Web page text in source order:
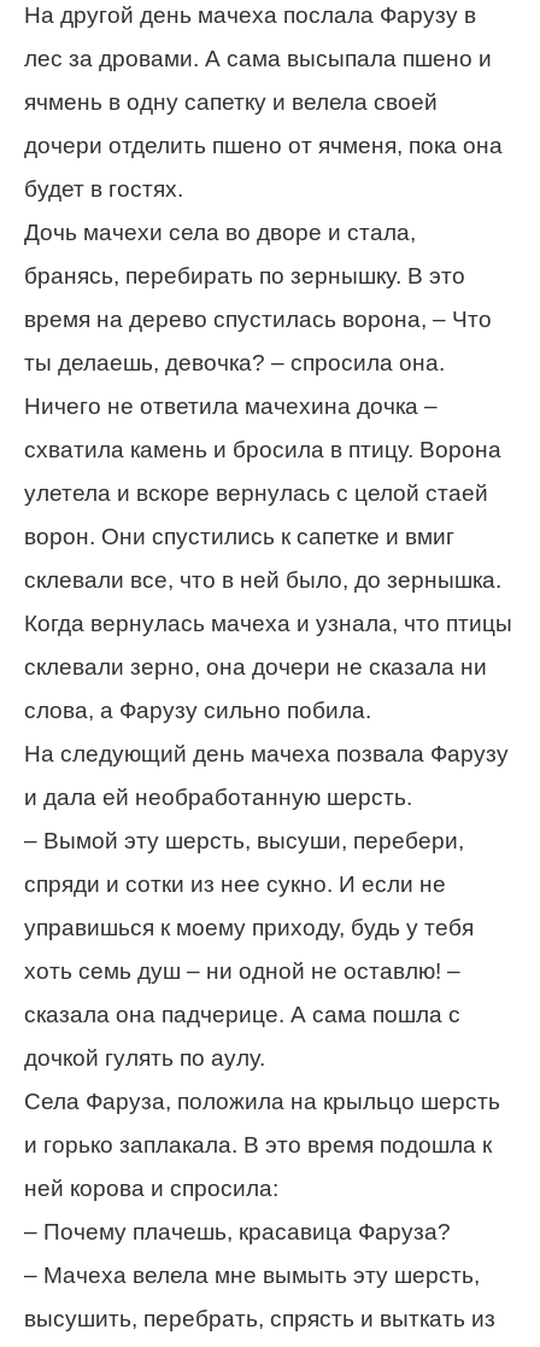
На другой день мачеха послала Фарузу в
лес за дровами. А сама высыпала пшено и
ячмень в одну сапетку и велела своей
дочери отделить пшено от ячменя, пока она
будет в гостях.
Дочь мачехи села во дворе и стала,
бранясь, перебирать по зернышку. В это
время на дерево спустилась ворона, – Что
ты делаешь, девочка? – спросила она.
Ничего не ответила мачехина дочка –
схватила камень и бросила в птицу. Ворона
улетела и вскоре вернулась с целой стаей
ворон. Они спустились к сапетке и вмиг
склевали все, что в ней было, до зернышка.
Когда вернулась мачеха и узнала, что птицы
склевали зерно, она дочери не сказала ни
слова, а Фарузу сильно побила.
На следующий день мачеха позвала Фарузу
и дала ей необработанную шерсть.
– Вымой эту шерсть, высуши, перебери,
спряди и сотки из нее сукно. И если не
управишься к моему приходу, будь у тебя
хоть семь душ – ни одной не оставлю! –
сказала она падчерице. А сама пошла с
дочкой гулять по аулу.
Села Фаруза, положила на крыльцо шерсть
и горько заплакала. В это время подошла к
ней корова и спросила:
– Почему плачешь, красавица Фаруза?
– Мачеха велела мне вымыть эту шерсть,
высушить, перебрать, спрясть и выткать из